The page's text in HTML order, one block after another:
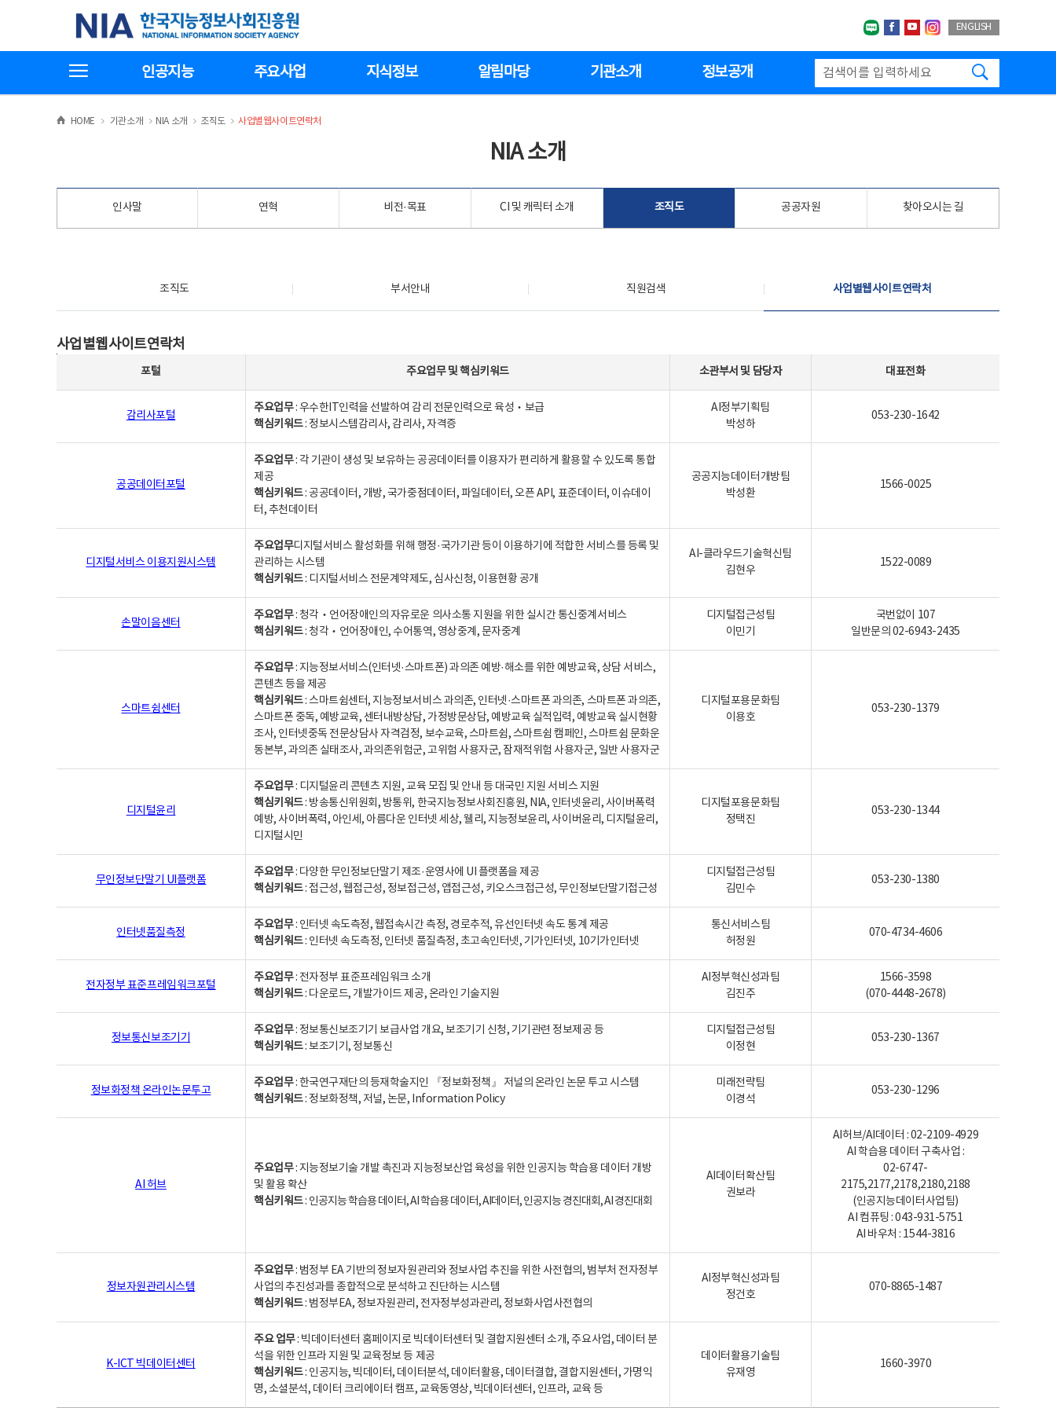
기
한국지능정보사회진흥원
네이버블로그
페이스북
유투브인스타그랩
ENGLISH
인공지능 주요사업 지식정보 알림마당 기관소개 정보공개
HOME >
기관소개 >NIA 소개 >
조직도 >
사업별웹사이트연락처
NIA 소개
인사말 연혁 비전·목표 CI 및 캐릭터 소개 조직도 공공자원 찾아오시는 길
조직도 부서안내 직원검색 사업별웹사이트연락처
사업별웹사이트연락처
포털 주요업무및핵심키워드 소관부서 및 담당자 대표전화
감리사포털
주요업무: 우수한IT인력을 선발하여 감리 전문인력으로 육성‧보급
핵심키워드: 정보시스템감리사, 감리사, 자격증
AI정부기획팀
박성하
053-230-1642
공공데이터포털
주요업무: 각 기관이 생성 및 보유하는 공공데이터를 이용자가 편리하게 활용할 수 있도록 통합
제공
핵심키워드: 공공데이터, 개방, 국가중점데이터, 파일데이터, 오픈 API, 표준데이터, 이슈데이
터, 추천데이터
공공지능데이터개방팀
박성환
1566-0025
디지털서비스 이용지원시스템
주요업무디지털서비스 활성화를 위해 행정·국가기관 등이 이용하기에 적합한 서비스를 등록 및
관리하는 시스템
핵심키워드: 디지털서비스 전문계약제도, 심사신청, 이용현황 공개
AI-클라우드기술혁신팀
김현우
1522-0089
손말이음센터
주요업무: 청각‧언어장애인의 자유로운 의사소통 지원을 위한 실시간 통신중계서비스
핵심키워드: 청각‧언어장애인, 수어통역, 영상중계, 문자중계
디지털접근성팀
이민기
국번없이 107
일반문의 02-6943-2435
스마트쉼센터
주요업무: 지능정보서비스(인터넷·스마트폰) 과의존 예방·해소를 위한 예방교육, 상담 서비스,
콘텐츠 등을 제공
핵심키워드: 스마트쉼센터, 지능정보서비스 과의존, 인터넷·스마트폰 과의존, 스마트폰 과의존,
스마트폰 중독, 예방교육, 센터내방상담, 가정방문상담, 예방교육 실적입력, 예방교육 실시현황
조사, 인터넷중독 전문상담사 자격검정, 보수교육, 스마트쉼, 스마트쉼 캠페인, 스마트쉼 문화운
동본부, 과의존 실태조사, 과의존위험군, 고위험 사용자군, 잠재적위험 사용자군, 일반 사용자군
디지털포용문화팀
이용호
053-230-1379
디지털윤리
주요업무: 디지털윤리 콘텐츠 지원, 교육 모집 및 안내 등 대국민 지원 서비스 지원
핵심키워드: 방송통신위원회, 방통위, 한국지능정보사회진흥원, NIA, 인터넷윤리, 사이버폭력
예방, 사이버폭력, 아인세, 아름다운 인터넷 세상, 웰리, 지능정보윤리, 사이버윤리, 디지털윤리,
디지털시민
디지털포용문화팀
정택진
053-230-1344
무인정보단말기 UI플랫폼
주요업무: 다양한 무인정보단말기 제조·운영사에 UI 플랫폼을 제공
핵심키워드: 접근성, 웹접근성, 정보접근성, 앱접근성, 키오스크접근성, 무인정보단말기접근성
디지털접근성팀
김민수
053-230-1380
인터넷품질측정
주요업무: 인터넷 속도측정, 웹접속시간 측정, 경로추적, 유선인터넷 속도 통계 제공
핵심키워드: 인터넷 속도측정, 인터넷 품질측정, 초고속인터넷, 기가인터넷, 10기가인터넷
통신서비스팀
허정원
070-4734-4606
전자정부 표준프레임워크포털
주요업무: 전자정부 표준프레임워크 소개
핵심키워드: 다운로드, 개발가이드 제공, 온라인 기술지원
AI정부혁신성과팀
김진주
1566-3598
(070-4448-2678)
정보통신보조기기
주요업무: 정보통신보조기기 보급사업 개요, 보조기기 신청, 기기관련 정보제공 등
핵심키워드: 보조기기, 정보통신
디지털접근성팀
이정현
053-230-1367
정보화정책 온라인논문투고
주요업무: 한국연구재단의 등재학술지인 『정보화정책』 저널의 온라인 논문 투고 시스템
핵심키워드: 정보화정책, 저널, 논문, Information Policy
미래전략팀
이경석
053-230-1296
AI 허브
주요업무: 지능정보기술 개발 촉진과 지능정보산업 육성을 위한 인공지능 학습용 데이터 개방
및 활용 확산
핵심키워드: 인공지능 학습용 데이터, AI 학습용 데이터, AI데이터, 인공지능 경진대회, AI 경진대회
AI데이터확산팀
권보라
AI허브/AI데이터 : 02-2109-4929
AI 학습용 데이터 구축사업 :
02-6747-
2175,2177,2178,2180,2188
(인공지능데이터사업팀)
AI 컴퓨팅 : 043-931-5751
AI 바우처 : 1544-3816
정보자원관리시스템
주요업무: 범정부 EA 기반의 정보자원관리와 정보사업 추진을 위한 사전협의, 범부처 전자정부
사업의 추진성과를 종합적으로 분석하고 진단하는 시스템
핵심키워드: 범정부EA, 정보자원관리, 전자정부성과관리, 정보화사업사전협의
AI정부혁신성과팀
정건호
070-8865-1487
K-ICT 빅데이터센터
주요 업무: 빅데이터센터 홈페이지로 빅데이터센터 및 결합지원센터 소개, 주요사업, 데이터 분
석을 위한 인프라 지원 및 교육정보 등 제공
핵심키워드: 인공지능, 빅데이터, 데이터분석, 데이터활용, 데이터결합, 결합지원센터, 가명익
명, 소셜분석, 데이터 크리에이터 캠프, 교육동영상, 빅데이터센터, 인프라, 교육 등
데이터활용기술팀
유재영
1660-3970